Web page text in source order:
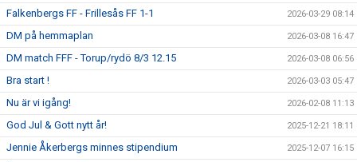
Falkenbergs FF - Frillesås FF 1-1 2026-03-29 08:14
DM på hemmaplan 2026-03-08 16:47
DM match FFF - Torup/rydö 8/3 12.15 2026-03-08 06:56
Bra start ! 2026-03-03 05:47
Nu är vi igång! 2026-02-08 11:13
God Jul & Gott nytt år! 2025-12-21 18:11
Jennie Åkerbergs minnes stipendium 2025-12-07 16:15